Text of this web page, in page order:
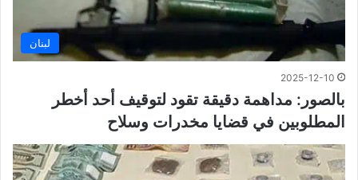
لبنان
2025-12-10
بالصور: مداهمة دقيقة تقود لتوقيف أحد أخطر
المطلوبين في قضايا مخدرات وسلاح